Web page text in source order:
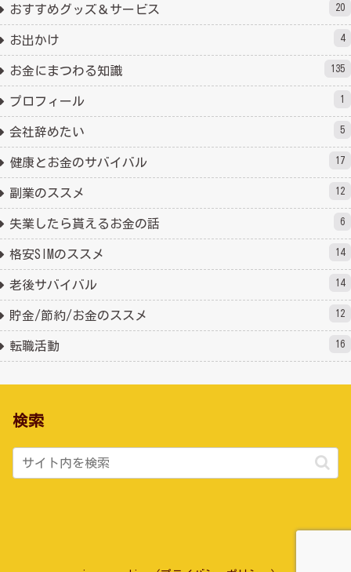
おすすめグッズ＆サービス 20
お出かけ 4
お金にまつわる知識 135
プロフィール 1
会社辞めたい 5
健康とお金のサバイバル 17
副業のススメ 12
失業したら貰えるお金の話 6
格安SIMのススメ 14
老後サバイバル 14
貯金/節約/お金のススメ 12
転職活動 16
検索